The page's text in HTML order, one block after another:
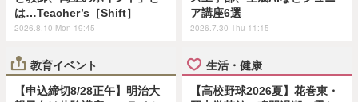
は…Teacher’s［Shift］
2026.8.10 Mon 19:45
ア講座6選
2026.7.30 Thu 11:15
教育イベント
【申込締切8/28正午】明治大
生活・健康
【高校野球2026夏】花巻東・